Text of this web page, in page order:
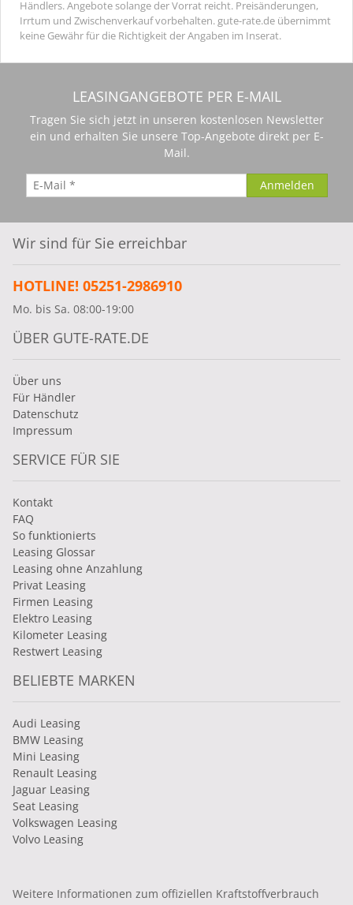
Händlers. Angebote solange der Vorrat reicht. Preisänderungen,
Irrtum und Zwischenverkauf vorbehalten. gute-rate.de übernimmt
keine Gewähr für die Richtigkeit der Angaben im Inserat.
LEASINGANGEBOTE PER E-MAIL
Tragen Sie sich jetzt in unseren kostenlosen Newsletter
ein und erhalten Sie unsere Top-Angebote direkt per E-
Mail.
Wir sind für Sie erreichbar
HOTLINE! 05251-2986910
Mo. bis Sa. 08:00-19:00
ÜBER GUTE-RATE.DE
Über uns
Für Händler
Datenschutz
Impressum
SERVICE FÜR SIE
Kontakt
FAQ
So funktionierts
Leasing Glossar
Leasing ohne Anzahlung
Privat Leasing
Firmen Leasing
Elektro Leasing
Kilometer Leasing
Restwert Leasing
BELIEBTE MARKEN
Audi Leasing
BMW Leasing
Mini Leasing
Renault Leasing
Jaguar Leasing
Seat Leasing
Volkswagen Leasing
Volvo Leasing
Weitere Informationen zum offiziellen Kraftstoffverbrauch